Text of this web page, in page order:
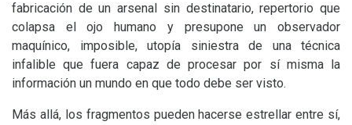
fabricación de un arsenal sin destinatario, repertorio que
colapsa el ojo humano y presupone un observador
maquínico, imposible, utopía siniestra de una técnica
infalible que fuera capaz de procesar por sí misma la
información un mundo en que todo debe ser visto.
Más allá, los fragmentos pueden hacerse estrellar entre sí,